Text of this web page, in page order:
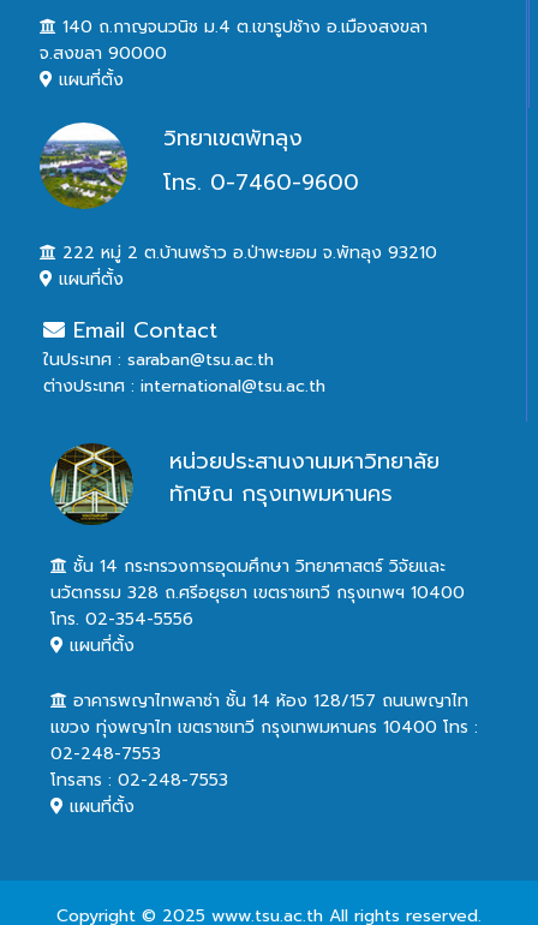
140 ถ.กาญจนวนิช ม.4 ต.เขารูปช้าง อ.เมืองสงขลา
จ.สงขลา 90000
แผนที่ตั้ง
วิทยาเขตพัทลุง
โทร. 0-7460-9600
222 หมู่ 2 ต.บ้านพร้าว อ.ป่าพะยอม จ.พัทลุง 93210
แผนที่ตั้ง
Email Contact
ในประเทศ : saraban@tsu.ac.th
ต่างประเทศ : international@tsu.ac.th
หน่วยประสานงานมหาวิทยาลัย
ทักษิณ กรุงเทพมหานคร
ชั้น 14 กระทรวงการอุดมศึกษา วิทยาศาสตร์ วิจัยและ
นวัตกรรม 328 ถ.ศรีอยุธยา เขตราชเทวี กรุงเทพฯ 10400
โทร. 02-354-5556
แผนที่ตั้ง
อาคารพญาไทพลาซ่า ชั้น 14 ห้อง 128/157 ถนนพญาไท
แขวง ทุ่งพญาไท เขตราชเทวี กรุงเทพมหานคร 10400 โทร :
02-248-7553
โทรสาร : 02-248-7553
แผนที่ตั้ง
Copyright © 2025 www.tsu.ac.th All rights reserved.